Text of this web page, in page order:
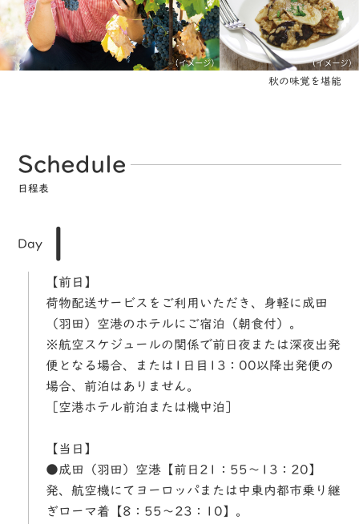
秋の味覚を堪能
Schedule
日程表
Day 1
【前日】
荷物配送サービスをご利用いただき、身軽に成田
（羽田）空港のホテルにご宿泊（朝食付）。
※航空スケジュールの関係で前日夜または深夜出発
便となる場合、または1日目13：00以降出発便の
場合、前泊はありません。
［空港ホテル前泊または機中泊］
【当日】
●成田（羽田）空港【前日21：55～13：20】
発、航空機にてヨーロッパまたは中東内都市乗り継
ぎローマ着【8：55～23：10】。